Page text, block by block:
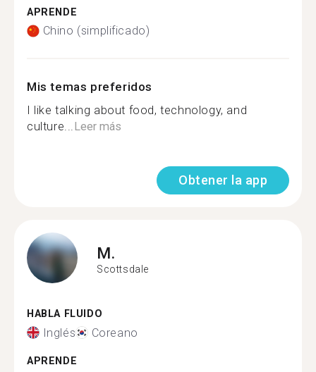
APRENDE
Chino (simplificado)
Mis temas preferidos
I like talking about food, technology, and
culture...Leer más
Obtener la app
M.
Scottsdale
HABLA FLUIDO
Inglés Coreano
APRENDE